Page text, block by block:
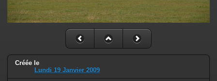
Créée le
Lundi 19 Janvier 2009